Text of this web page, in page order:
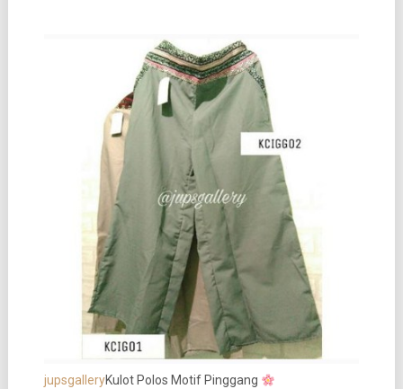
jupsgalleryKulot Polos Motif Pinggang